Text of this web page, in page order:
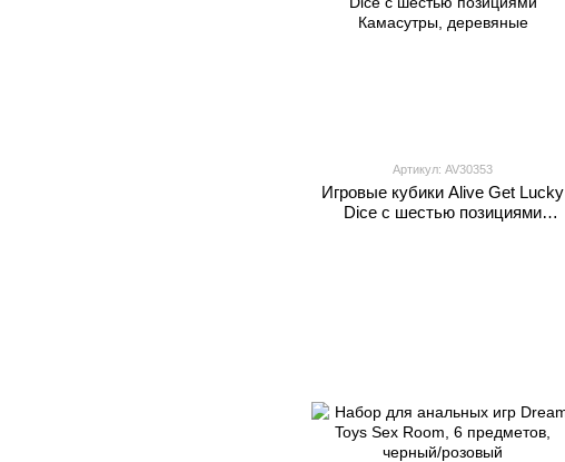
Артикул: AV30353
Игровые кубики Alive Get Lucky
Dice с шестью позициями